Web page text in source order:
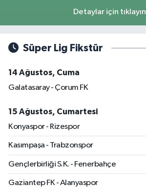
Detaylar için tıklayın
Süper Lig Fikstür
14 Ağustos, Cuma
Galatasaray - Çorum FK
15 Ağustos, Cumartesi
Konyaspor - Rizespor
Kasımpaşa - Trabzonspor
Gençlerbirliği S.K. - Fenerbahçe
Gaziantep FK - Alanyaspor